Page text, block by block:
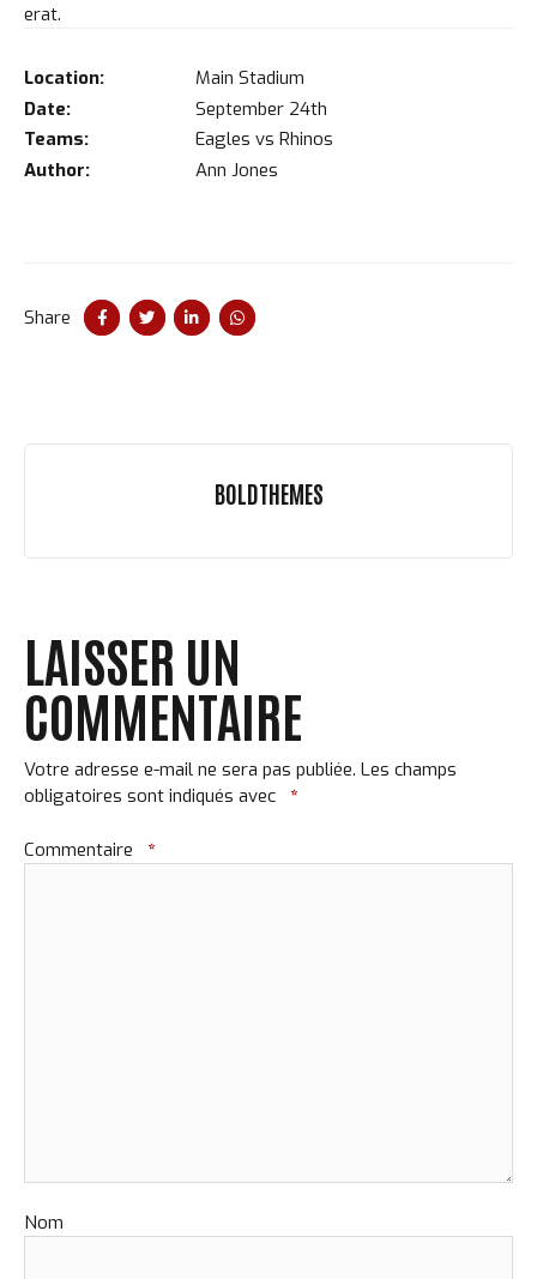
Location:
Main Stadium
Date:
September 24th
Teams:
Eagles vs Rhinos
Author:
Ann Jones
erat.
Share
BOLDTHEMES
LAISSER UN
COMMENTAIRE
Votre adresse e-mail ne sera pas publiée. Les champs
obligatoires sont indiqués avec *
Commentaire *
Nom